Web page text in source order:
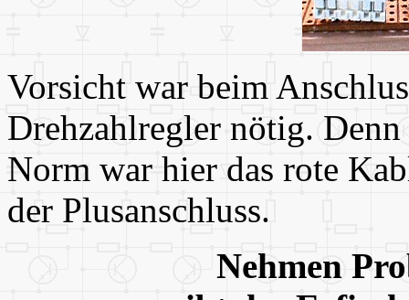
Vorsicht war beim
Drehzahlregler nötig.
Norm war hier das rote
der Plusanschluss.
Nehmen